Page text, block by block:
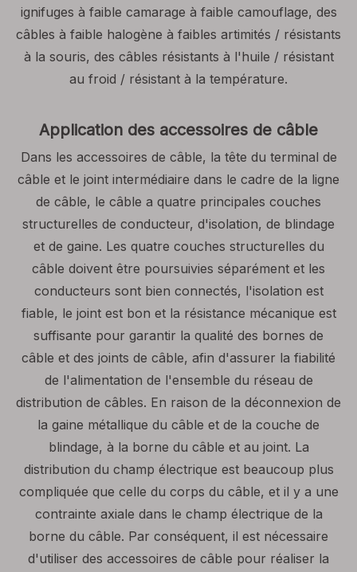
ignifuges à faible camarage à faible camouflage, des
câbles à faible halogène à faibles artimités / résistants
à la souris, des câbles résistants à l'huile / résistant
au froid / résistant à la température.
Application des accessoires de câble
Dans les accessoires de câble, la tête du terminal de
câble et le joint intermédiaire dans le cadre de la ligne
de câble, le câble a quatre principales couches
structurelles de conducteur, d'isolation, de blindage
et de gaine. Les quatre couches structurelles du
câble doivent être poursuivies séparément et les
conducteurs sont bien connectés, l'isolation est
fiable, le joint est bon et la résistance mécanique est
suffisante pour garantir la qualité des bornes de
câble et des joints de câble, afin d'assurer la fiabilité
de l'alimentation de l'ensemble du réseau de
distribution de câbles. En raison de la déconnexion de
la gaine métallique du câble et de la couche de
blindage, à la borne du câble et au joint. La
distribution du champ électrique est beaucoup plus
compliquée que celle du corps du câble, et il y a une
contrainte axiale dans le champ électrique de la
borne du câble. Par conséquent, il est nécessaire
d'utiliser des accessoires de câble pour réaliser la